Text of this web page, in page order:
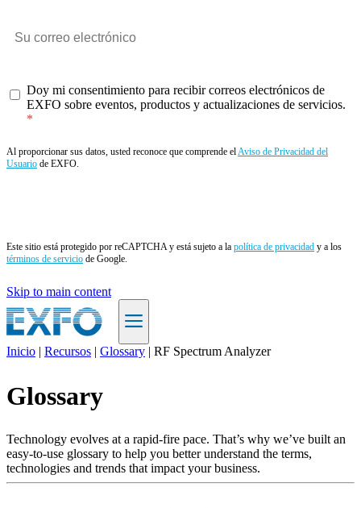
Doy mi consentimiento para recibir correos electrónicos de
EXFO sobre eventos, productos y actualizaciones de servicios.
Al proporcionar sus datos, usted reconoce que comprende elAviso de Privacidad del
Usuario de EXFO.
Este sitio está protegido por reCAPTCHA y está sujeto a la política de privacidad y a los
términos de servicio de Google.
Skip to main content
Productos
Asistencia
Servicios
Cómo
Inicio | Recursos | Glossary | RF Spectrum Analyzer
Glossary
Technology evolves at a rapid-fire pace. That’s why we’ve built an
easy-to-use glossary to help you better understand the terms,
technologies and trends that impact your business.